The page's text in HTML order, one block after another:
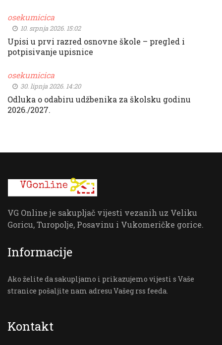
osekumicica
10. srpnja 2026. 15:02
Upisi u prvi razred osnovne škole – pregled i
potpisivanje upisnice
osekumicica
30. lipnja 2026. 14:20
Odluka o odabiru udžbenika za školsku godinu
2026./2027.
VG Online je sakupljač vijesti vezanih uz Veliku
Goricu, Turopolje, Posavinu i Vukomeričke gorice.
Informacije
Ako želite da sakupljamo i prikazujemo vijesti s Vaše
stranice pošaljite nam adresu Vašeg rss feeda.
Kontakt